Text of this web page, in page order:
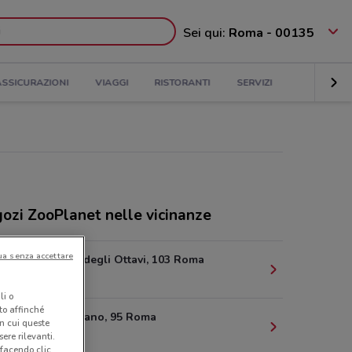
Sei qui: Roma - 00135
VIAGGI RISTORANTI SERVIZI
ZooPlanet nelle vicinanze
Via Ipogeo degli Ottavi, 103 Roma
Via Rapagnano, 95 Roma
7.2 km
o
affinché
cui queste
rilevanti.
clic
senza accettare